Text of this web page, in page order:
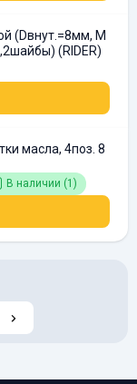
(Dвнут.=8мм, М
(RIDER)
масла, 4поз. 8
В наличии (1)